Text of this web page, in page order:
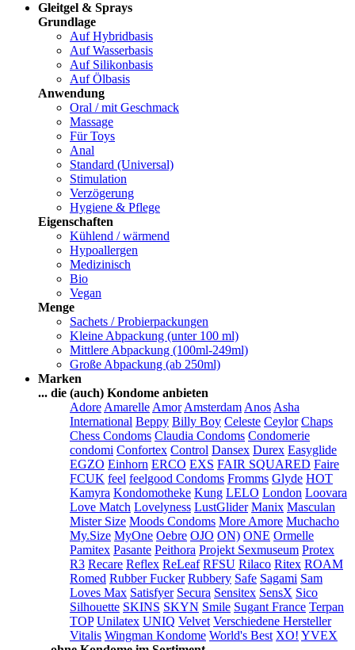
Gleitgel & Sprays
Grundlage
Auf Hybridbasis
Auf Wasserbasis
Auf Silikonbasis
Auf Ölbasis
Anwendung
Oral / mit Geschmack
Massage
Für Toys
Anal
Standard (Universal)
Stimulation
Verzögerung
Hygiene & Pflege
Eigenschaften
Kühlend / wärmend
Hypoallergen
Medizinisch
Bio
Vegan
Menge
Sachets / Probierpackungen
Kleine Abpackung (unter 100 ml)
Mittlere Abpackung (100ml-249ml)
Große Abpackung (ab 250ml)
Marken
... die (auch) Kondome anbieten
Adore Amarelle Amor Amsterdam Anos Asha
International Beppy Billy Boy Celeste Ceylor Chaps
Chess Condoms Claudia Condoms Condomerie
condomi Confortex Control Dansex Durex Easyglide
EGZO Einhorn ERCO EXS FAIR SQUARED Faire
FCUK feel feelgood Condoms Fromms Glyde HOT
Kamyra Kondomotheke Kung LELO London Loovara
Love Match Lovelyness LustGlider Manix Masculan
Mister Size Moods Condoms More Amore Muchacho
My.Size MyOne Oebre OJO ON) ONE Ormelle
Pamitex Pasante Peithora Projekt Sexmuseum Protex
R3 Recare Reflex ReLeaf RFSU Rilaco Ritex ROAM
Romed Rubber Fucker Rubbery Safe Sagami Sam
Loves Max Satisfyer Secura Sensitex SensX Sico
Silhouette SKINS SKYN Smile Sugant France Terpan
TOP Unilatex UNIQ Velvet Verschiedene Hersteller
Vitalis Wingman Kondome World's Best XO! YVEX